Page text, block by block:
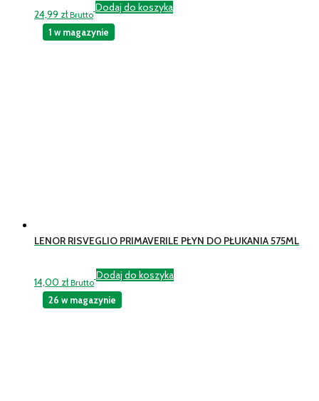
24,99 zł Brutto
Dodaj do koszyka
LENOR RISVEGLIO PRIMAVERILE PŁYN DO PŁUKANIA 575ML
14,00 zł Brutto
Dodaj do koszyka
1 w magazynie
26 w magazynie